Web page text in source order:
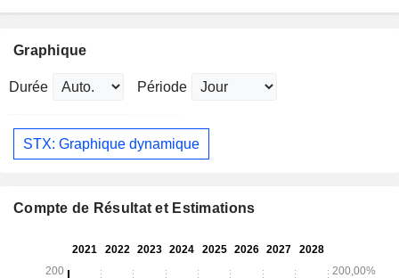
Graphique
Durée Période
STX: Graphique dynamique
Compte de Résultat et Estimations